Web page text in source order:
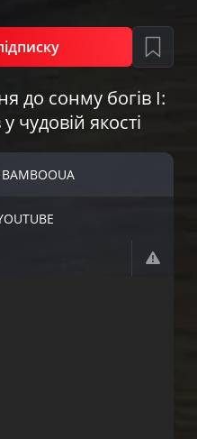
до сонму богів І:
чудовій якості